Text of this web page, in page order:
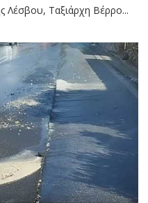
Λέσβου, Ταξιάρχη Βέρρο...